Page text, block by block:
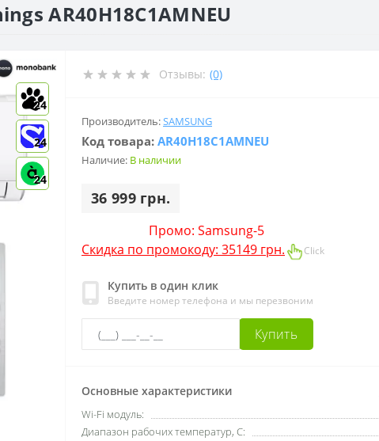
AR40H18C1AMNEU
24
24
24
Отзывы: (0)
Производитель:SAMSUNG
Код товара: AR40H18C1AMNEU
Наличие: В наличии
36 999 грн.
Промо: Samsung-5
Скидка по промокоду: 35149 грн.
Click
Купить в один клик
Введите номер телефона и мы перезвоним
Купить
Основные характеристики
Wi-Fi модуль:
Диапазон рабочих температур, С: